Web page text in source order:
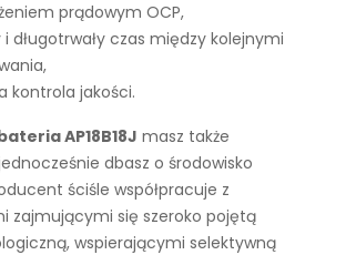
prądowym OCP,
i długotrwały czas między kolejnymi
kontrola jakości.
AP18B18J masz także
dbasz o środowisko
ściśle współpracuje z
zajmującymi się szeroko pojętą
wspierającymi selektywną